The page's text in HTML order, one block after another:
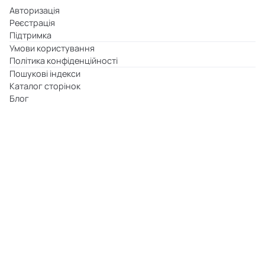
Авторизація
Реєстрація
Підтримка
Умови користування
Політика конфіденційності
Пошукові індекси
Каталог сторінок
Блог